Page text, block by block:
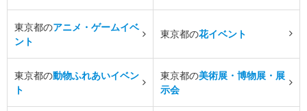
東京都のアニメ・ゲームイベ
ント
東京都の花イベント
東京都の動物ふれあいイベン
ト
東京都の美術展・博物展・展
示会